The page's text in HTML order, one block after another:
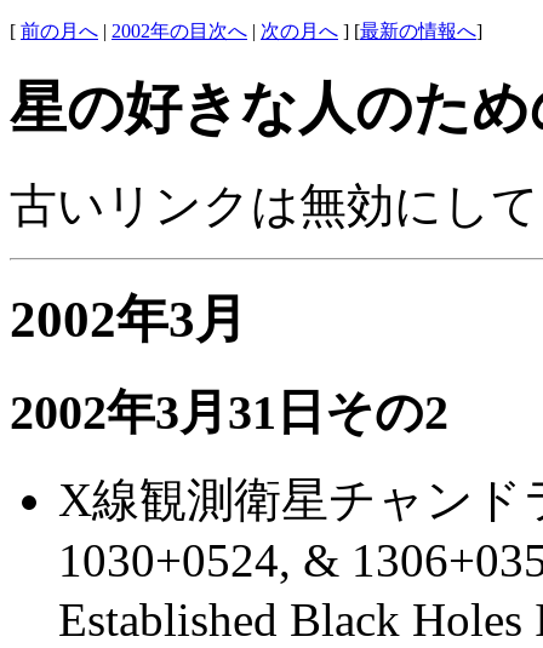
[ 前の月へ | 2002年の目次へ | 次の月へ ] [最新の情報へ]
星の好きな人のた
古いリンクは無効にし
2002年3月
2002年3月31日その2
X線観測衛星チャンド
1030+0524, &
Established Black Holes